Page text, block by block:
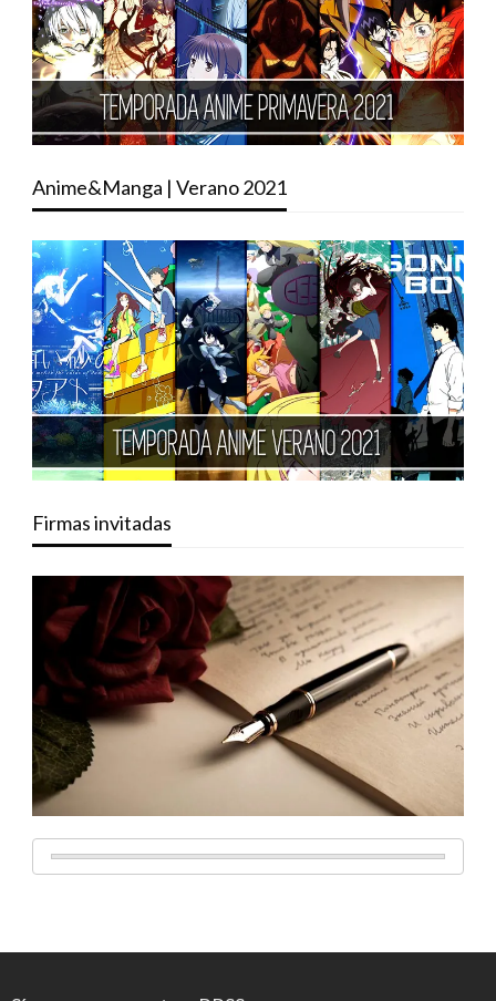
Anime&Manga | Verano 2021
Firmas invitadas